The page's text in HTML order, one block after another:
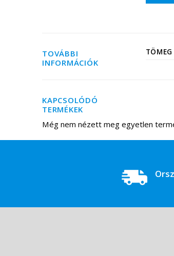
TOVÁBBI
INFORMÁCIÓK
TÖMEG
KAPCSOLÓDÓ
TERMÉKEK
Még nem nézett meg egyetlen